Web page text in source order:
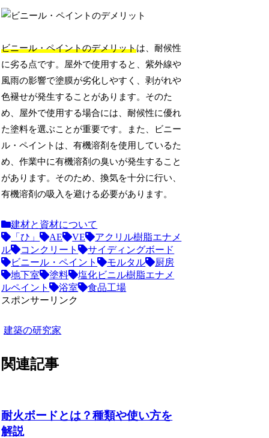
ビニール・ペイントのデメリットは、耐候性
に劣る点です。屋外で使用すると、紫外線や
風雨の影響で塗膜が劣化しやすく、剥がれや
色褪せが発生することがあります。そのた
め、屋外で使用する場合には、耐候性に優れ
た塗料を選ぶことが重要です。また、ビニー
ル・ペイントは、有機溶剤を使用しているた
め、作業中に有機溶剤の臭いが発生すること
があります。そのため、換気を十分に行い、
有機溶剤の吸入を避ける必要があります。
建材と資材について
「ひ」
AE VE
アクリル樹脂エナメ
ル
コンクリート
サイディングボード
ビニール・ペイント
モルタル
厨房
地下室
塗料
塩化ビニル樹脂エナメ
ルペイント
浴室
食品工場
スポンサーリンク
建築の研究家
関連記事
耐火ボードとは？種類や使い方を
解説